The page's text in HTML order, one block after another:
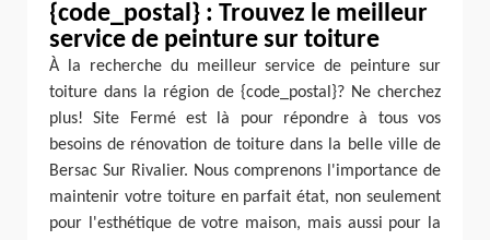
{code_postal} : Trouvez le meilleur
service de peinture sur toiture
À la recherche du meilleur service de peinture sur
toiture dans la région de {code_postal}? Ne cherchez
plus! Site Fermé est là pour répondre à tous vos
besoins de rénovation de toiture dans la belle ville de
Bersac Sur Rivalier. Nous comprenons l'importance de
maintenir votre toiture en parfait état, non seulement
pour l'esthétique de votre maison, mais aussi pour la